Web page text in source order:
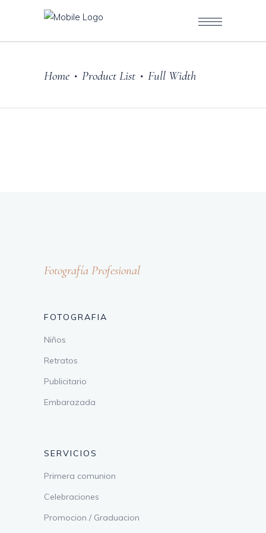
Home • Product List • Full Width
Fotografía Profesional
FOTOGRAFIA
Niños
Retratos
Publicitario
Embarazada
SERVICIOS
Primera comunion
Celebraciones
Promocion / Graduacion